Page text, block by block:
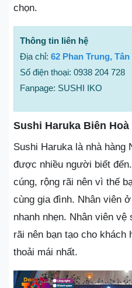
chọn.
Thông tin liên hệ
Địa chỉ: 62 Phan Trung,
Số điện thoại: 0938 204 728
Fanpage: SUSHI IKO
Sushi Haruka Biên Hoà
Sushi Haruka là nhà hàng
được nhiều người biết
cúng, rộng rãi nên vì thế
cùng gia đình. Nhân viên
nhanh nhẹn. Nhân viên
rãi nên bạn tạo cho khách
thoải mái nhất.